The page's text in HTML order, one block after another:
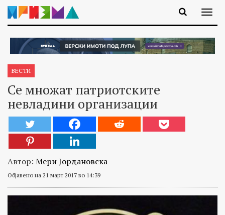
ВЕСТИ
Се множат патриотските
невладини организации
Автор: Мери Јордановска
Објавено на 21 март 2017 во 14:39